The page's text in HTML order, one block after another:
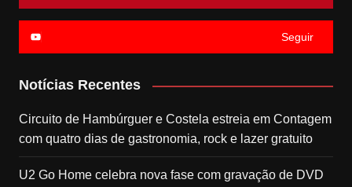
Seguir
Notícias Recentes
Circuito de Hambúrguer e Costela estreia em Contagem
com quatro dias de gastronomia, rock e lazer gratuito
U2 Go Home celebra nova fase com gravação de DVD